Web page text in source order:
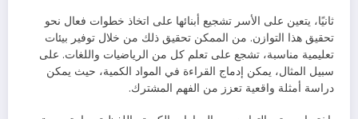
ثانيًا، يتعين على الأسر تشجيع أبنائها على اتخاذ خطوات فعال نحو
تحقيق هذا التوازن. من الممكن تحقيق ذلك من خلال توفير بيئات
تعليمية مناسبة، تشجع على تعلم كل من الرياضيات واللغات. على
سبيل المثال، يمكن إدماج القراءة في المواد الكمية، حيث يمكن
دراسة أمثلة واقعية تعزز من الفهم المشترك.